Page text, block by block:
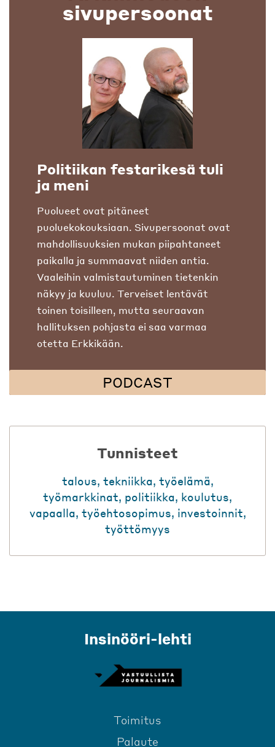
sivupersoonat
Politiikan festarikesä tuli
ja meni
Puolueet ovat pitäneet
puoluekokouksiaan. Sivupersoonat ovat
mahdollisuuksien mukan piipahtaneet
paikalla ja summaavat niiden antia.
Vaaleihin valmistautuminen tietenkin
näkyy ja kuuluu. Terveiset lentävät
toinen toisilleen, mutta seuraavan
hallituksen pohjasta ei saa varmaa
otetta Erkkikään.
PODCAST
Tunnisteet
talous, tekniikka, työelämä,
työmarkkinat, politiikka, koulutus,
vapaalla, työehtosopimus, investoinnit,
työttömyys
Insinööri-lehti
Toimitus
Palaute